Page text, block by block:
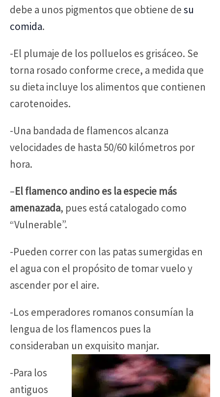
debe a unos pigmentos que obtiene desu
comida.
-El plumaje de los polluelos es grisáceo. Se
torna rosado conforme crece, a medida que
su dieta incluye los alimentos que contienen
carotenoides.
-Una bandada de flamencos alcanza
velocidades de hasta 50/60 kilómetros por
hora.
–El flamenco andino es la especie más
amenazada, pues está catalogado como
“Vulnerable”.
-Pueden correr con las patas sumergidas en
el agua con el propósito de tomar vuelo y
ascender por el aire.
-Los emperadores romanos consumían la
lengua de los flamencos pues la
consideraban un exquisito manjar.
-Para los
antiguos